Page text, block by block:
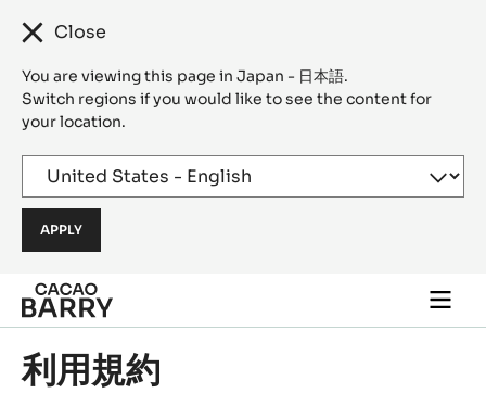
Close
You are viewing this page in Japan - 日本語.
Switch regions if you would like to see the content for
your location.
Skip to main content
main
利用規約